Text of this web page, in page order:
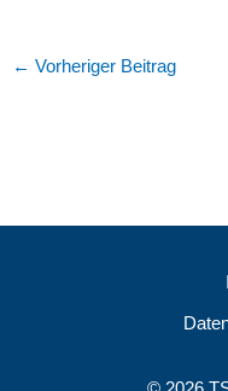
← Vorheriger Beitrag